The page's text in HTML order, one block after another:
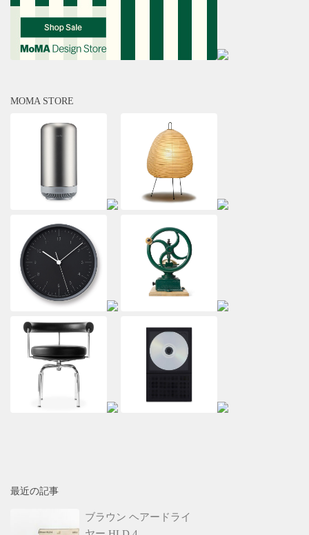
MOMA STORE
最近の記事
ブラウン ヘアードライ